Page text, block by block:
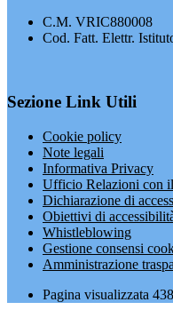
C.M. VRIC880008
Cod. Fatt. Elettr.
Sezione Link Utili
Cookie policy
Note legali
Informativa Privacy
Ufficio Relazioni con
Dichiarazione di
Obiettivi di
Whistleblowing
Gestione consensi
Amministrazione
Pagina visualizzata 438